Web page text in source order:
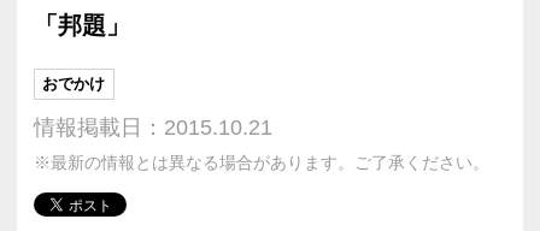
「邦題」
おでかけ
情報掲載日：2015.10.21
※最新の情報とは異なる場合があります。ご了承ください。